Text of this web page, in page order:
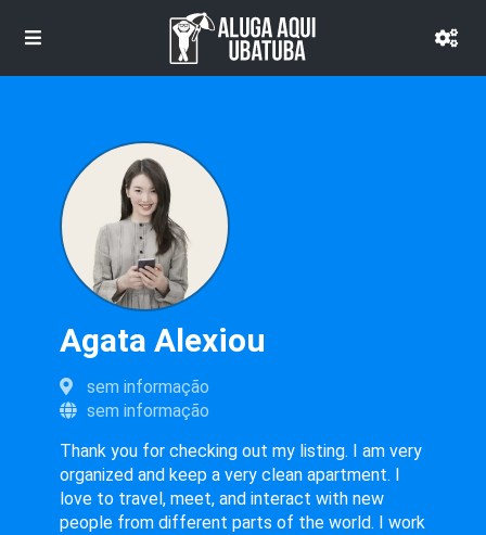
Agata Alexiou
sem informação
sem informação
Thank you for checking out my listing. I am very
organized and keep a very clean apartment. I
love to travel, meet, and interact with new
people from different parts of the world. I work